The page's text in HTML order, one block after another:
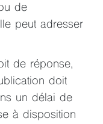
de
peut adresser
de réponse,
doit
un délai de
à disposition